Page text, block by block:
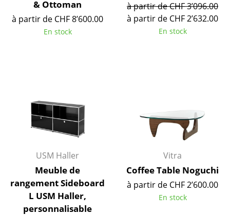
Chariots & Dessertes
Pièces détachées
Étagères & Armoires
Bibliothèques
Buffets & Commodes
Meubles TV
Caissons roulants et Meubles d’appoint
& Ottoman
à partir de CHF 8’600.00
En stock
à partir de CHF 3’096.00
à partir de CHF 2’632.00
En stock
USM Haller
Meuble de
rangement Sideboard
L USM Haller,
personnalisable
Vitra
Coffee Table Noguchi
à partir de CHF 2’600.00
En stock